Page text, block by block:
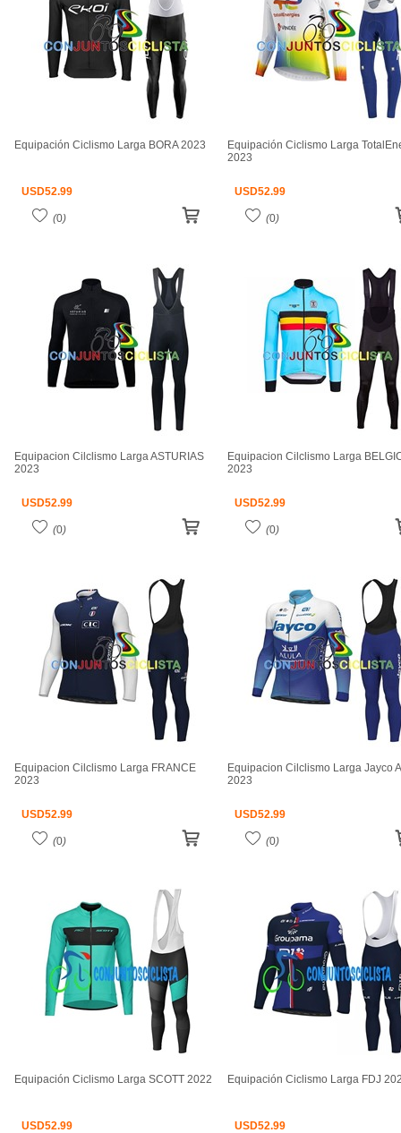
Equipación Ciclismo Larga BORA 2023
USD52.99
(0)
Equipación Ciclismo Larga
2023
USD52.99
(0)
Equipacion Cilclismo Larga ASTURIAS
2023
USD52.99
(0)
Equipacion Cilclismo Larga
2023
USD52.99
(0)
Equipacion Cilclismo Larga FRANCE
2023
USD52.99
(0)
Equipacion Cilclismo Larga Jayco
2023
USD52.99
(0)
Equipación Ciclismo Larga SCOTT 2022
USD52.99
Equipación Ciclismo Larga FDJ
USD52.99